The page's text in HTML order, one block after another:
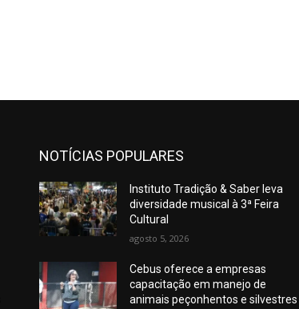
NOTÍCIAS POPULARES
Instituto Tradição & Saber leva
diversidade musical à 3ª Feira
Cultural
agosto 5, 2026
Cebus oferece a empresas
capacitação em manejo de
animais peçonhentos e silvestres